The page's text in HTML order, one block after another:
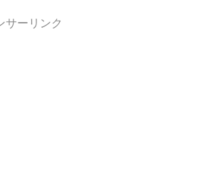
サーリンク